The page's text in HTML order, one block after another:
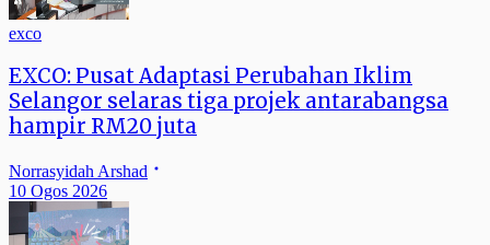
exco
EXCO: Pusat Adaptasi Perubahan Iklim
Selangor selaras tiga projek antarabangsa
hampir RM20 juta
Norrasyidah Arshad
10 Ogos 2026